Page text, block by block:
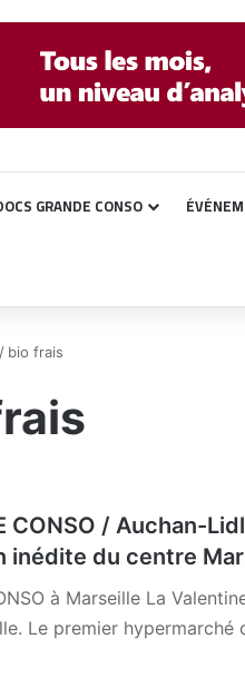
GRANDE CONSO
/ bio frais
CONSO / Auchan-
du centre
à Marseille La
Le premier hypermarché